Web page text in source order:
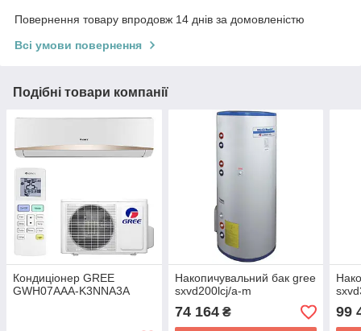
Повернення товару впродовж 14 днів за домовленістю
Всі умови повернення
Подібні товари компанії
Кондиціонер GREE
GWH07AAA-K3NNA3A
Накопичувальний бак gree
sxvd200lcj/a-m
74 164₴ 99